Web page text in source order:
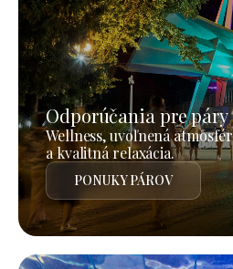
Odporúčania pre páry
Wellness, uvoľnená
a kvalitná relaxácia.
PONUKY PÁROV